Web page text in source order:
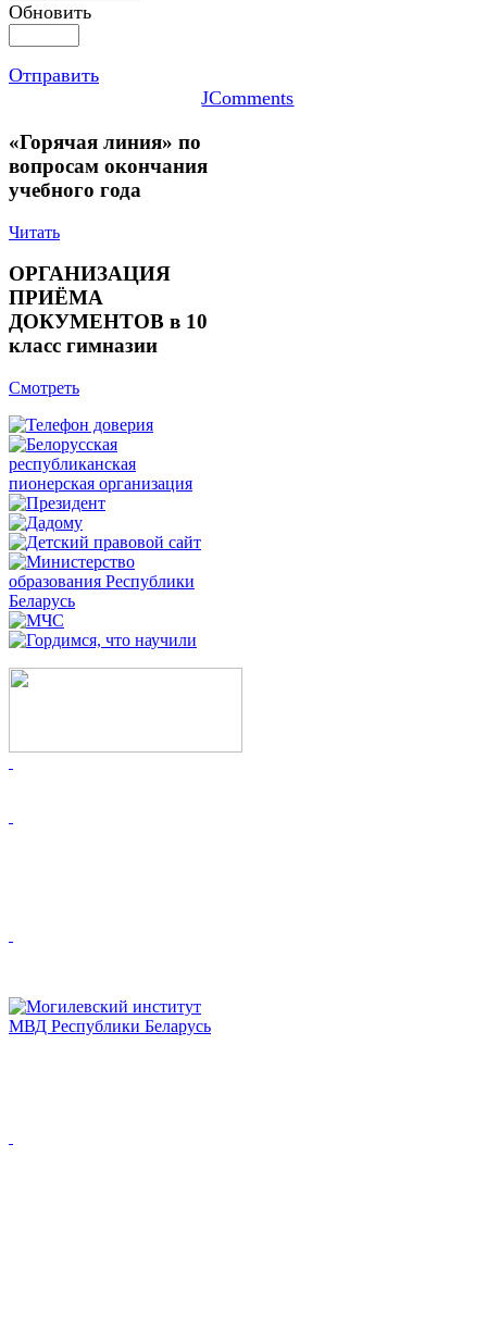
Обновить
Отправить
JComments
«Горячая линия» по
вопросам окончания
учебного года
Читать
ОРГАНИЗАЦИЯ
ПРИЁМА
ДОКУМЕНТОВ в 10
класс гимназии
Смотреть